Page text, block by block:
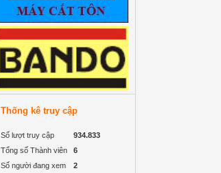
Thống kê truy cập
Số lượt truy cập
934.833
Tổng số Thành viên
6
Số người đang xem
2